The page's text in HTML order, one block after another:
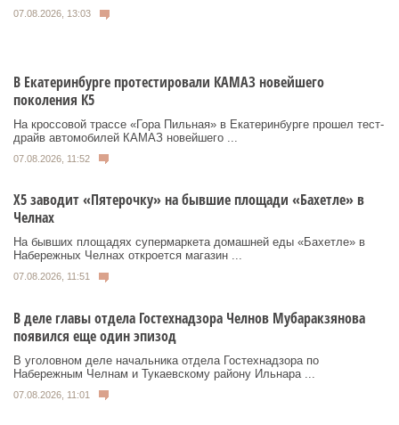
07.08.2026, 13:03
В Екатеринбурге протестировали КАМАЗ новейшего
поколения К5
На кроссовой трассе «Гора Пильная» в Екатеринбурге прошел тест-
драйв автомобилей КАМАЗ новейшего ...
07.08.2026, 11:52
Х5 заводит «Пятерочку» на бывшие площади «Бахетле» в
Челнах
На бывших площадях супермаркета домашней еды «Бахетле» в
Набережных Челнах откроется магазин ...
07.08.2026, 11:51
В деле главы отдела Гостехнадзора Челнов Мубаракзянова
появился еще один эпизод
В уголовном деле начальника отдела Гостехнадзора по
Набережным Челнам и Тукаевскому району Ильнара ...
07.08.2026, 11:01